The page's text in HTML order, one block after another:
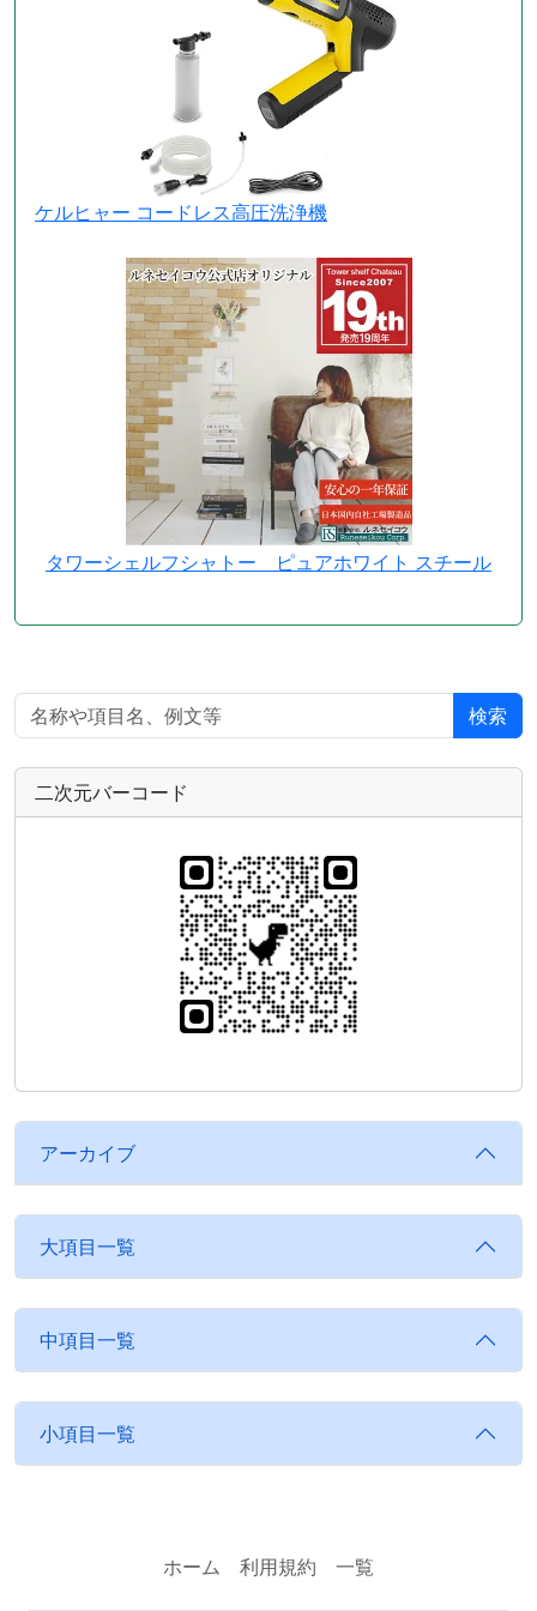
ケルヒャー コードレス高圧洗浄機
タワーシェルフシャトー ピュアホワイト スチール
検索
二次元バーコード
アーカイブ
大項目一覧
中項目一覧
小項目一覧
ホーム 利用規約 一覧